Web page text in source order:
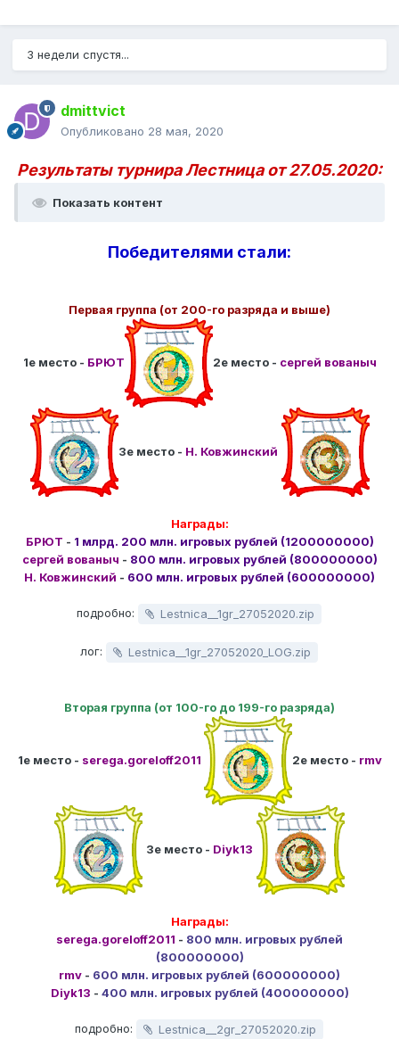
3 недели спустя...
dmittvict
Опубликовано 28 мая, 2020
Результаты турнира Лестница от 27.05.2020:
Показать контент
Победителями стали:
Первая группа (от 200-го разряда и выше)
1е место - БРЮТ 2е место - сергей вованыч
3е место - Н. Ковжинский
Награды:
БРЮТ - 1 млрд. 200 млн. игровых рублей (1200000000)
сергей вованыч - 800 млн. игровых рублей (800000000)
Н. Ковжинский - 600 млн. игровых рублей (600000000)
подробно: Lestnica__1gr_27052020.zip
лог: Lestnica__1gr_27052020_LOG.zip
Вторая группа (от 100-го до 199-го разряда)
1е место - serega.goreloff2011 2е место - rmv
3е место - Diyk13
Награды:
serega.goreloff2011 - 800 млн. игровых рублей
(800000000)
rmv - 600 млн. игровых рублей (600000000)
Diyk13 - 400 млн. игровых рублей (400000000)
подробно: Lestnica__2gr_27052020.zip